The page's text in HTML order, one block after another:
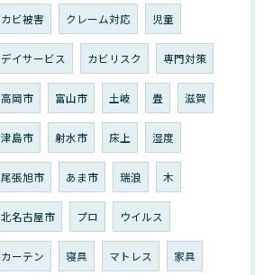
カビ被害 クレーム対応 児童
デイサービス カビリスク 専門対策
高岡市 富山市 土岐 畳 滋賀
津島市 射水市 床上 湿度
尾張旭市 あま市 瑞浪 木
北名古屋市 プロ ウイルス
カーテン 寝具 マトレス 家具